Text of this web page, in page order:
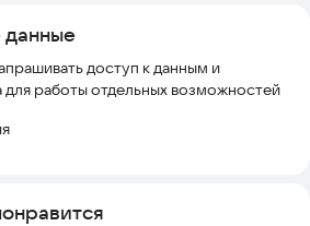
доступ к данным и
работы отдельных возможностей